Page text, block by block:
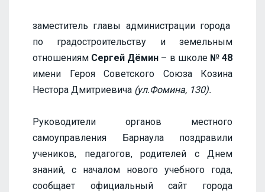
заместитель главы администрации города
по градостроительству и земельным
отношениям Сергей Дёмин – в школе № 48
имени Героя Советского Союза Козина
Нестора Дмитриевича (ул.Фомина, 130).
Руководители органов местного
самоуправления Барнаула поздравили
учеников, педагогов, родителей с Днем
знаний, с началом нового учебного года,
сообщает официальный сайт города